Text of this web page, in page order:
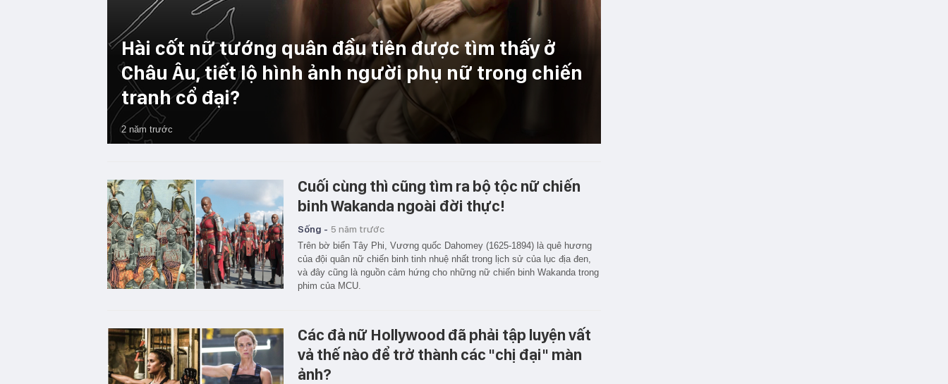
Hài cốt nữ tướng quân đầu tiên được tìm thấy ở
Châu Âu, tiết lộ hình ảnh người phụ nữ trong chiến
tranh cổ đại?
2 năm trước
Cuối cùng thì cũng tìm ra bộ tộc nữ chiến
binh Wakanda ngoài đời thực!
Sống - 5 năm trước
Trên bờ biển Tây Phi, Vương quốc Dahomey (1625-1894) là quê hương
của đội quân nữ chiến binh tinh nhuệ nhất trong lịch sử của lục địa đen,
và đây cũng là nguồn cảm hứng cho những nữ chiến binh Wakanda trong
phim của MCU.
Các đả nữ Hollywood đã phải tập luyện vất
vả thế nào để trở thành các "chị đại" màn
ảnh?